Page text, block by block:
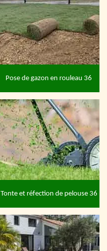
Pose de gazon en rouleau 36
Tonte et réfection de pelouse 36